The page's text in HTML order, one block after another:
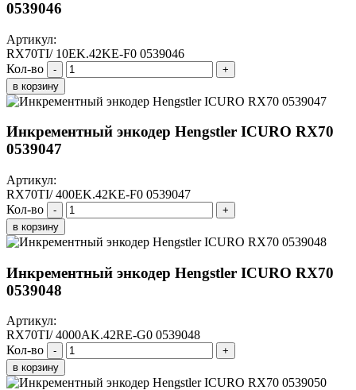
0539046
Артикул:
RX70TI/ 10EK.42KE-F0 0539046
Кол-во
-
+
в корзину
Инкрементный энкодер Hengstler ICURO RX70
0539047
Артикул:
RX70TI/ 400EK.42KE-F0 0539047
Кол-во
-
+
в корзину
Инкрементный энкодер Hengstler ICURO RX70
0539048
Артикул:
RX70TI/ 4000AK.42RE-G0 0539048
Кол-во
-
+
в корзину